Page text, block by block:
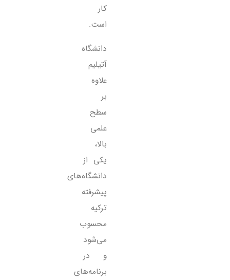
کار
است.
دانشگاه
آتیلیم
علاوه
بر
سطح
علمی
بالا،
یکی از
دانشگاه‌های
پیشرفته
ترکیه
محسوب
می‌شود
و در
برنامه‌های